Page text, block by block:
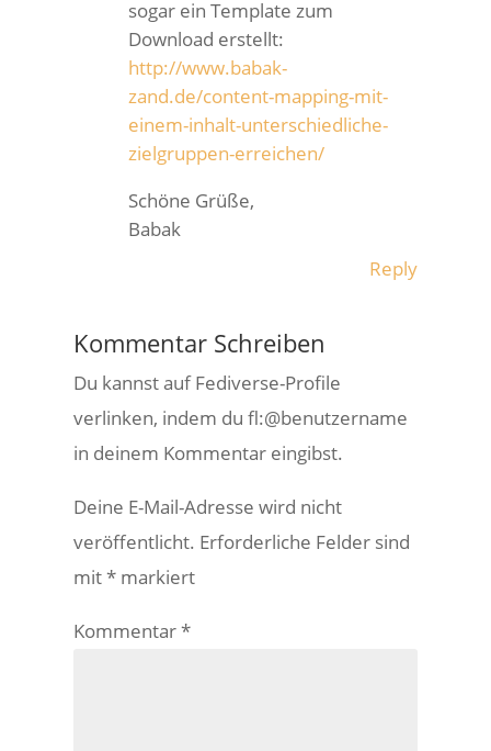
sogar ein Template zum
Download erstellt:
http://www.babak-
zand.de/content-mapping-mit-
einem-inhalt-unterschiedliche-
zielgruppen-erreichen/
Schöne Grüße,
Babak
Reply
Kommentar Schreiben
Du kannst auf Fediverse-Profile
verlinken, indem du fl:@benutzername
in deinem Kommentar eingibst.
Deine E-Mail-Adresse wird nicht
veröffentlicht. Erforderliche Felder sind
mit* markiert
Kommentar*